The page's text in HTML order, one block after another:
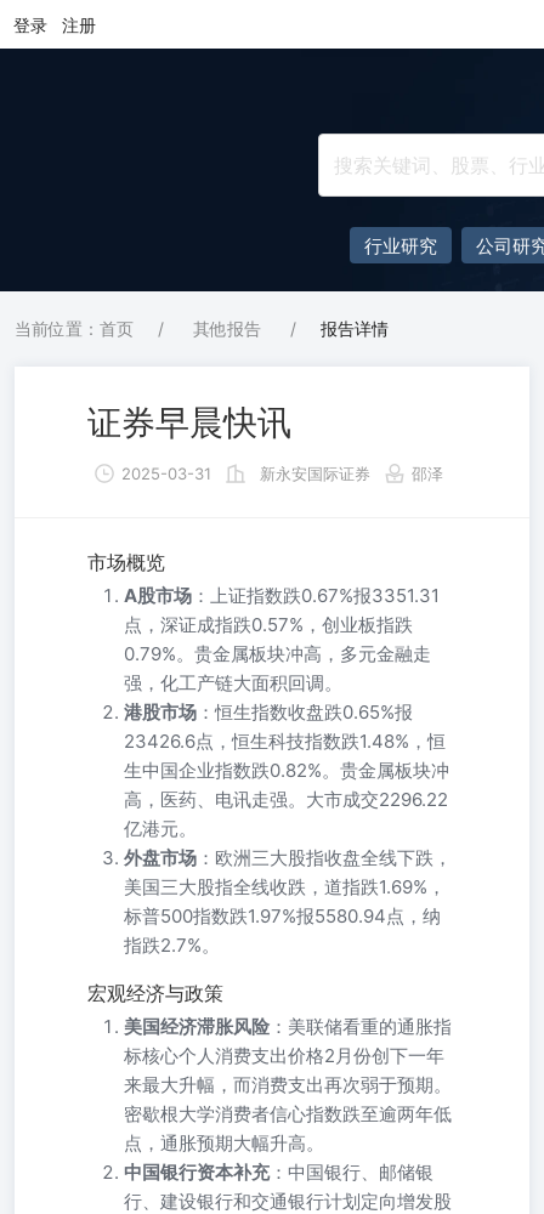
登录 注册
行业研究 公司研
当前位置：首页 / 其他报告 / 报告详情
证券早晨快讯
2025-03-31 新永安国际证券 邵泽
市场概览
A股市场 ：上证指数跌0.67%报3351.31
点，深证成指跌0.57%，创业板指跌
0.79%。贵金属板块冲高，多元金融走
强，化工产链大面积回调。
港股市场 ：恒生指数收盘跌0.65%报
23426.6点，恒生科技指数跌1.48%，恒
生中国企业指数跌0.82%。贵金属板块冲
高，医药、电讯走强。大市成交2296.22
亿港元。
外盘市场 ：欧洲三大股指收盘全线下跌，
美国三大股指全线收跌，道指跌1.69%，
标普500指数跌1.97%报5580.94点，纳
指跌2.7%。
宏观经济与政策
美国经济滞胀风险 ：美联储看重的通胀指
标核心个人消费支出价格2月份创下一年
来最大升幅，而消费支出再次弱于预期。
密歇根大学消费者信心指数跌至逾两年低
点，通胀预期大幅升高。
中国银行资本补充：中国银行、邮储银
行、建设银行和交通银行计划定向增发股